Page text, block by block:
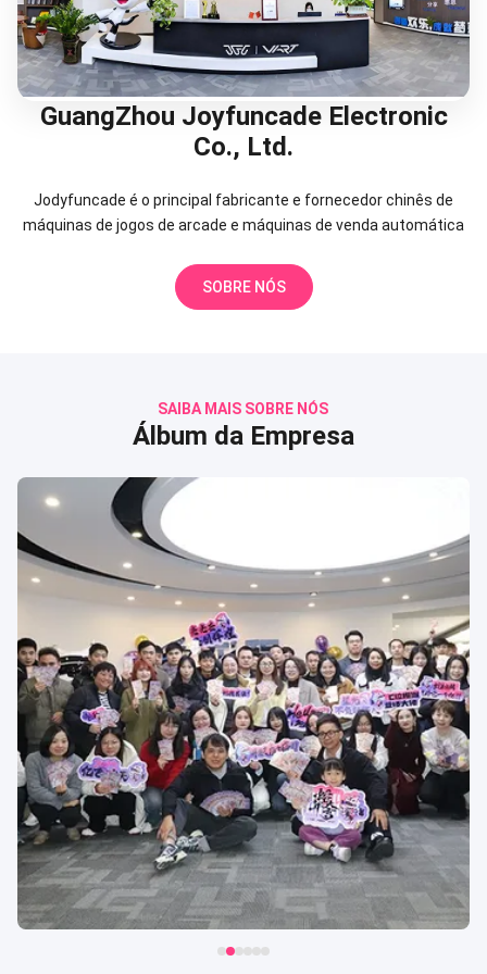
GuangZhou Joyfuncade Electronic
Co., Ltd.
Jodyfuncade é o principal fabricante e fornecedor chinês de
máquinas de jogos de arcade e máquinas de venda automática
SOBRE NÓS
SAIBA MAIS SOBRE NÓS
Álbum da Empresa